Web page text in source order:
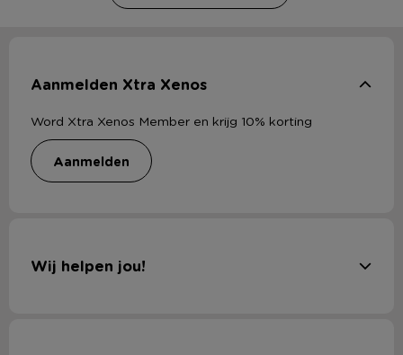
Aanmelden Xtra Xenos
Word Xtra Xenos Member en krijg 10% korting
aanmelden
Wij helpen jou!